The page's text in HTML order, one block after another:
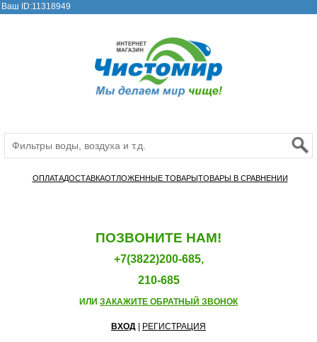
Ваш ID:11318949
ОПЛАТАДОСТАВКАОТЛОЖЕННЫЕ ТОВАРЫТОВАРЫ В СРАВНЕНИИ
ПОЗВОНИТЕ НАМ!
+7(3822)200-685,
210-685
ИЛИ ЗАКАЖИТЕ ОБРАТНЫЙ ЗВОНОК
ВХОД РЕГИСТРАЦИЯ